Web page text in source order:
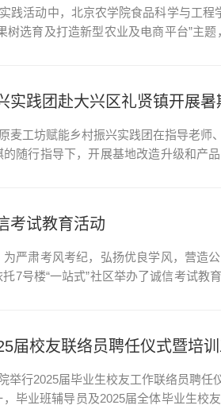
践活动中，北京农学院食品科学与工
树选育及打造新型农业及电商平台”主
实践团赴大兴区礼贤镇开展
麦工坊赋能乡村振兴实践团在指导老师
随行指导下，开展基地改造升级和产
考试教育活动
严肃考风考纪，弘扬优良学风，营造
7号楼“一站式”社区举办了诚信考试
届校友联络员聘任仪式暨培
举行2025届毕业生校友工作联络员聘
毕业班辅导员及2025届全体毕业生校